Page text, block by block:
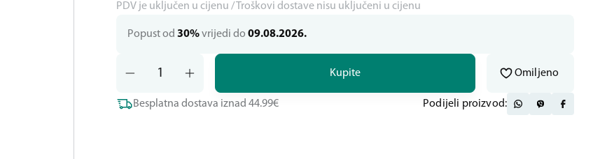
PDV je uključen u cijenu / Troškovi dostave nisu uključeni u cijenu
Popust od 30%vrijedi do 09.08.2026.
Kupite Omiljeno
Besplatna dostava iznad 44.99€ Podijeli proizvod: